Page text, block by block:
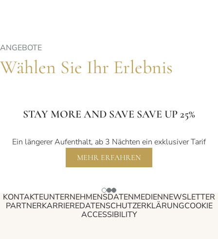
ANGEBOTE
Wählen Sie Ihr Erlebnis
STAY MORE AND SAVE SAVE UP 25%
Ein längerer Aufenthalt, ab 3 Nächten ein exklusiver Tarif
MEHR ERFAHREN
KONTAKTEUNTERNEHMENSDATENMEDIENNEWSLETTER
PARTNERKARRIEREDATENSCHUTZERKLÄRUNGCOOKIE
ACCESSIBILITY